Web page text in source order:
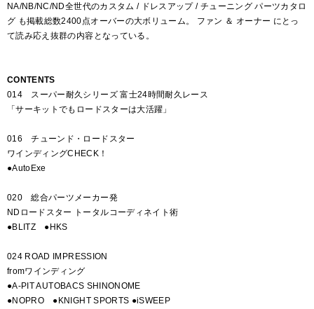
NA/NB/NC/ND全世代のカスタム / ドレスアップ / チューニング パーツカタロ
グ も掲載総数2400点オーバーの大ボリューム。 ファン ＆ オーナー にとっ
て読み応え抜群の内容となっている。
CONTENTS
014 スーパー耐久シリーズ 富士24時間耐久レース
「サーキットでもロードスターは大活躍」
016 チューンド・ロードスター
ワインディングCHECK！
●AutoExe
020 総合パーツメーカー発
NDロードスター トータルコーディネイト術
●BLITZ ●HKS
024 ROAD IMPRESSION
fromワインディング
●A-PIT AUTOBACS SHINONOME
●NOPRO ●KNIGHT SPORTS ●iSWEEP